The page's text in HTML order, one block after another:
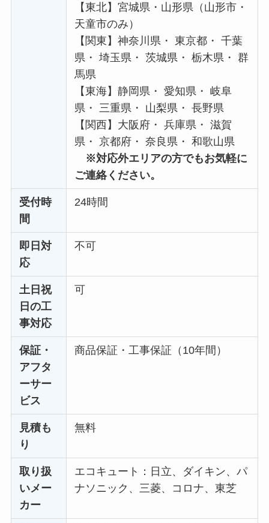
【東北】宮城県・山形県（山形市・
天童市のみ）
【関東】神奈川県・ 東京都・ 千葉
県・ 埼玉県・ 茨城県・ 栃木県・ 群
馬県
【東海】静岡県・ 愛知県・ 岐阜
県・ 三重県・ 山梨県・ 長野県
【関西】大阪府・ 兵庫県・ 滋賀
県・ 京都府・ 奈良県・ 和歌山県
※対応外エリアの方でもお気軽に
ご連絡ください。
受付時
間
24時間
即日対
応
不可
土日祝
日の工
事対応
可
保証・
アフタ
ーサー
ビス
商品保証・工事保証（10年間）
見積も
り
無料
取り扱
いメー
カー
エコキュート：日立、ダイキン、パ
ナソニック、三菱、コロナ、東芝